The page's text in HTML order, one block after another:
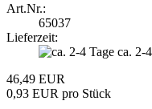
Art.Nr.:
65037
Lieferzeit:
ca. 2-
46,49 EUR
0,93 EUR pro Stück